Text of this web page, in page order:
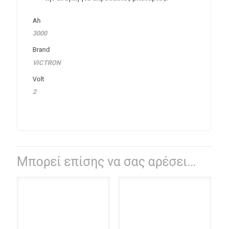
Ah
3000
Brand
VICTRON
Volt
2
Μπορεί επίσης να σας αρέσει…